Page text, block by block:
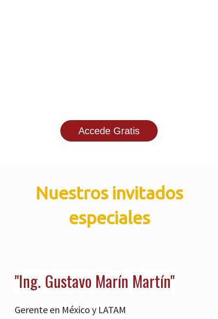
Accede Gratis
Nuestros invitados
especiales
"Ing. Gustavo Marín Martín"
Gerente en México y LATAM